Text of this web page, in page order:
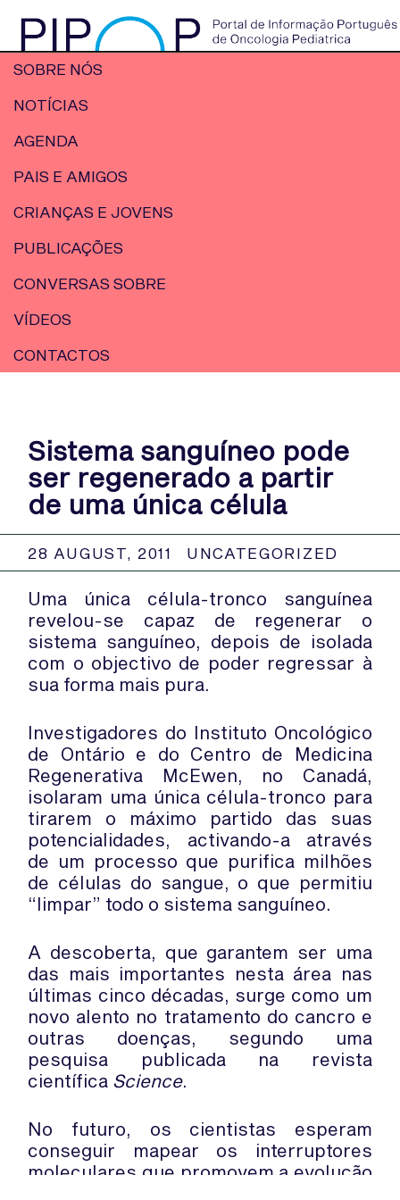
SOBRE NÓS
NOTÍCIAS
AGENDA
PAIS E AMIGOS
CRIANÇAS E JOVENS
PUBLICAÇÕES
CONVERSAS SOBRE
VÍDEOS
CONTACTOS
Sistema sanguíneo pode
ser regenerado a partir
de uma única célula
28 AUGUST, 2011 UNCATEGORIZED
Uma única célula-tronco sanguínea
revelou-se capaz de regenerar o
sistema sanguíneo, depois de isolada
com o objectivo de poder regressar à
sua forma mais pura.
Investigadores do Instituto Oncológico
de Ontário e do Centro de Medicina
Regenerativa McEwen, no Canadá,
isolaram uma única célula-tronco para
tirarem o máximo partido das suas
potencialidades, activando-a através
de um processo que purifica milhões
de células do sangue, o que permitiu
“limpar” todo o sistema sanguíneo.
A descoberta, que garantem ser uma
das mais importantes nesta área nas
últimas cinco décadas, surge como um
novo alento no tratamento do cancro e
outras doenças, segundo uma
pesquisa publicada na revista
científica Science.
No futuro, os cientistas esperam
conseguir mapear os interruptores
moleculares que promovem a evolução